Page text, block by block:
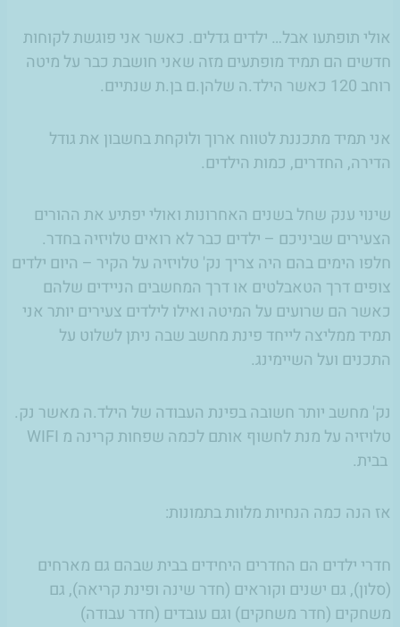
אולי תופתעו אבל… ילדים גדלים. כאשר אני פוגשת לקוחות
חדשים הם תמיד מופתעים מזה שאני חושבת כבר על מיטה
רוחב 120 כאשר הילד.ה שלהן.ם בן.ת שנתיים.
אני תמיד מתכננת לטווח ארוך ולוקחת בחשבון את גודל
הדירה, החדרים, כמות הילדים.
שינוי ענק שחל בשנים האחרונות ואולי יפתיע את ההורים
הצעירים שביניכם – ילדים כבר לא רואים טלויזיה בחדר.
חלפו הימים בהם היה צריך נק' טלויזיה על הקיר – היום ילדים
צופים דרך הטאבלטים או דרך המחשבים הניידים שלהם
כאשר הם שרועים על המיטה ואילו לילדים צעירים יותר אני
תמיד ממליצה לייחד פינת מחשב שבה ניתן לשלוט על
התכנים ועל השיימינג.
נק' מחשב יותר חשובה בפינת העבודה של הילד.ה מאשר נק.
טלויזיה על מנת לחשוף אותם לכמה שפחות קרינה מ WIFI
בבית.
אז הנה כמה הנחיות מלוות בתמונות:
חדרי ילדים הם החדרים היחידים בבית שבהם גם מארחים
(סלון), גם ישנים וקוראים (חדר שינה ופינת קריאה), גם
משחקים (חדר משחקים) וגם עובדים (חדר עבודה)